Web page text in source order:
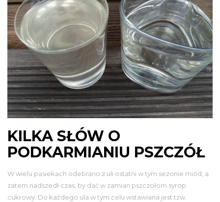
KILKA SŁÓW O
PODKARMIANIU PSZCZÓŁ
W wielu pasiekach odebrano z uli ostatni w tym sezonie miód, a
zatem nadszedł czas, by dać w zamian pszczołom syrop
cukrowy. Do każdego ula w tym celu wstawiana jest tzw.